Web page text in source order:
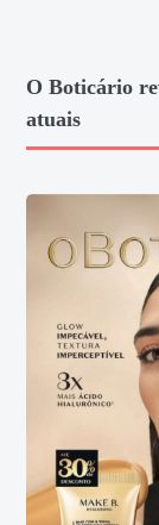
O Boticário
atuais